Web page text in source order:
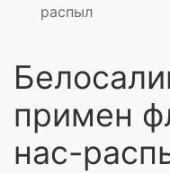
распыл
примен
нас-